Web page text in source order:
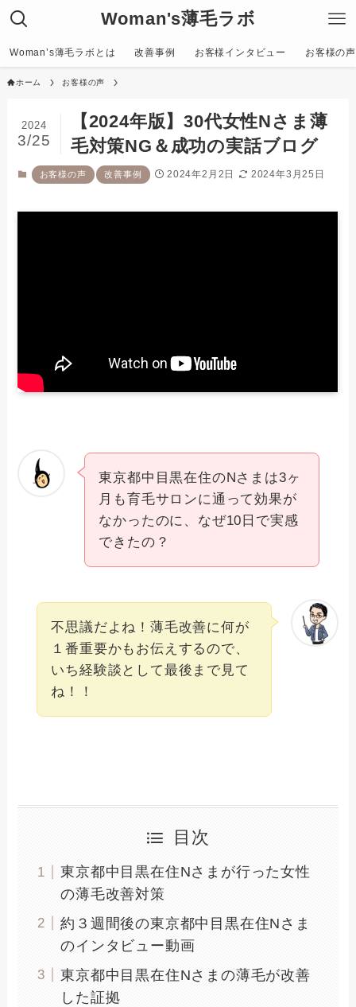
Woman's薄毛ラボ
Woman’s薄毛ラボとは 改善事例 お客様インタビュー お客様の
ホーム お客様の声
【2024年版】30代女性Nさま薄
毛対策NG＆成功の実話ブログ
2024
3/25
お客様の声 改善事例 2024年2月2日 2024年3月25日
東京都中目黒在住のNさまは3ヶ
月も育毛サロンに通って効果が
なかったのに、なぜ10日で実感
できたの？
不思議だよね！薄毛改善に何が
１番重要かもお伝えするので、
いち経験談として最後まで見て
ね！！
目次
東京都中目黒在住Nさまが行った女性
の薄毛改善対策
約３週間後の東京都中目黒在住Nさま
のインタビュー動画
東京都中目黒在住Nさまの薄毛が改善
した証拠